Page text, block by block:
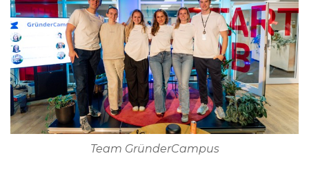
Team GründerCampus